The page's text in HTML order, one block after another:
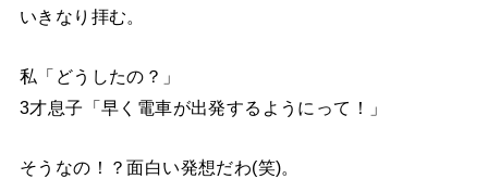
いきなり拝む。
私「どうしたの？」
3才息子「早く電車が出発するようにって！」
そうなの！？面白い発想だわ(笑)。